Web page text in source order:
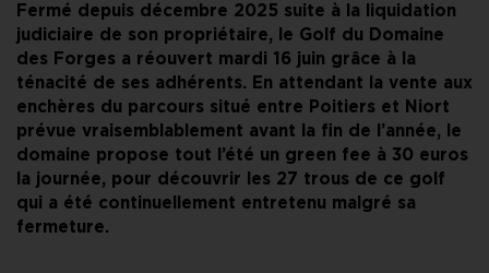
Fermé depuis décembre 2025 suite à la liquidation
judiciaire de son propriétaire, le Golf du Domaine
des Forges a réouvert mardi 16 juin grâce à la
ténacité de ses adhérents. En attendant la vente aux
enchères du parcours situé entre Poitiers et Niort
prévue vraisemblablement avant la fin de l’année, le
domaine propose tout l’été un green fee à 30 euros
la journée, pour découvrir les 27 trous de ce golf
qui a été continuellement entretenu malgré sa
fermeture.